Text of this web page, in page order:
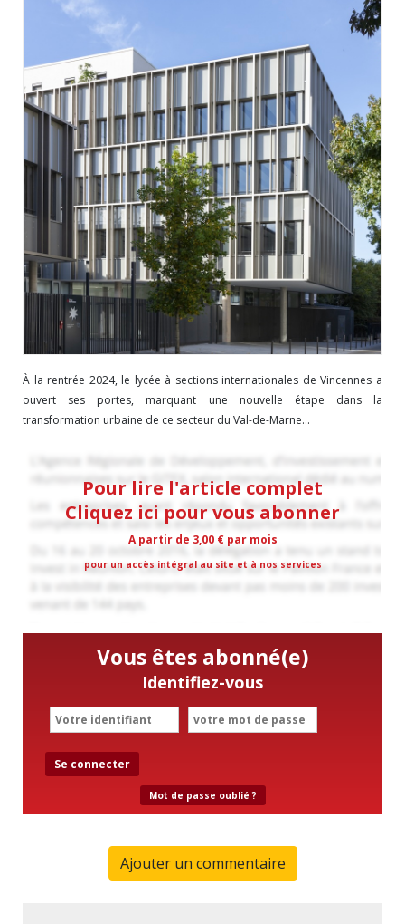
À la rentrée 2024, le lycée à sections internationales de Vincennes a
ouvert ses portes, marquant une nouvelle étape dans la
transformation urbaine de ce secteur du Val-de-Marne...
Pour lire l'article complet
Cliquez ici pour vous abonner
A partir de 3,00 € par mois
pour un accès intégral au site et à nos services
Vous êtes abonné(e)
Identifiez-vous
Se connecter
Mot de passe oublié ?
Ajouter un commentaire